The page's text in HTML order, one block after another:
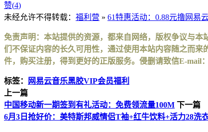
赞(4)
未经允许不得转载： 福利营 » 61特惠活动：0.88元撸网易
免责声明：本站提供的资源，都来自网络，版权争议与
们不保证内容的长久可用性，通过使用本站内容随之而
件，购买注册，得到更好的正版服务。侵删请致信E-mail
标签：
网易云音乐黑胶VIP会员福利
上一篇
中国移动新一期签到有礼活动：免费领流量100M 下一篇
6月3日抢好价：美特斯邦威情侣T袖+红牛饮料+活力28洗